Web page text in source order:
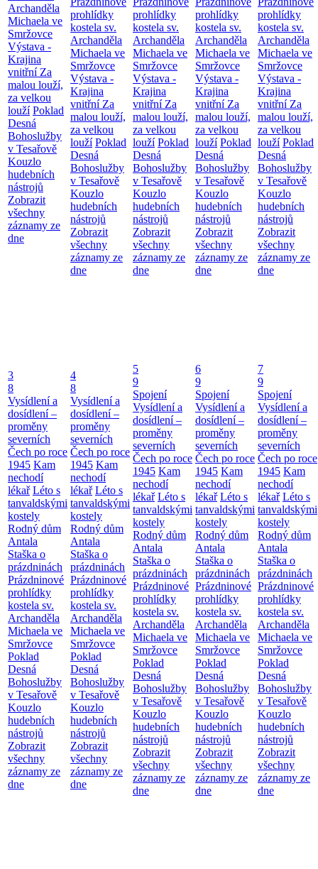
Archanděla
Michaela ve
Smržovce
Výstava -
Krajina
vnitřní Za
malou louží,
za velkou
louží Poklad
Desná
Bohoslužby
v Tesařově
Kouzlo
hudebních
nástrojů
Zobrazit
všechny
záznamy ze
dne
prohlídky
kostela sv.
Archanděla
Michaela ve
Smržovce
Výstava -
Krajina
vnitřní Za
malou louží,
za velkou
louží Poklad
Desná
Bohoslužby
v Tesařově
Kouzlo
hudebních
nástrojů
Zobrazit
všechny
záznamy ze
dne
prohlídky
kostela sv.
Archanděla
Michaela ve
Smržovce
Výstava -
Krajina
vnitřní Za
malou louží,
za velkou
louží Poklad
Desná
Bohoslužby
v Tesařově
Kouzlo
hudebních
nástrojů
Zobrazit
všechny
záznamy ze
dne
prohlídky
kostela sv.
Archanděla
Michaela ve
Smržovce
Výstava -
Krajina
vnitřní Za
malou louží,
za velkou
louží Poklad
Desná
Bohoslužby
v Tesařově
Kouzlo
hudebních
nástrojů
Zobrazit
všechny
záznamy ze
dne
prohlídky
kostela sv.
Archanděla
Michaela ve
Smržovce
Výstava -
Krajina
vnitřní Za
malou louží,
za velkou
louží Poklad
Desná
Bohoslužby
v Tesařově
Kouzlo
hudebních
nástrojů
Zobrazit
všechny
záznamy ze
dne
3
8
Vysídlení a
dosídlení –
proměny
severních
Čech po roce
1945 Kam
nechodí
lékař Léto s
tanvaldskými
kostely
Rodný dům
Antala
Staška o
prázdninách
Prázdninové
prohlídky
kostela sv.
Archanděla
Michaela ve
Smržovce
Poklad
Desná
Bohoslužby
v Tesařově
Kouzlo
hudebních
nástrojů
Zobrazit
všechny
záznamy ze
dne
4
8
Vysídlení a
dosídlení –
proměny
severních
Čech po roce
1945 Kam
nechodí
lékař Léto s
tanvaldskými
kostely
Rodný dům
Antala
Staška o
prázdninách
Prázdninové
prohlídky
kostela sv.
Archanděla
Michaela ve
Smržovce
Poklad
Desná
Bohoslužby
v Tesařově
Kouzlo
hudebních
nástrojů
Zobrazit
všechny
záznamy ze
dne
5
9
Spojení
Vysídlení a
dosídlení –
proměny
severních
Čech po roce
1945 Kam
nechodí
lékař Léto s
tanvaldskými
kostely
Rodný dům
Antala
Staška o
prázdninách
Prázdninové
prohlídky
kostela sv.
Archanděla
Michaela ve
Smržovce
Poklad
Desná
Bohoslužby
v Tesařově
Kouzlo
hudebních
nástrojů
Zobrazit
všechny
záznamy ze
dne
6
9
Spojení
Vysídlení a
dosídlení –
proměny
severních
Čech po roce
1945 Kam
nechodí
lékař Léto s
tanvaldskými
kostely
Rodný dům
Antala
Staška o
prázdninách
Prázdninové
prohlídky
kostela sv.
Archanděla
Michaela ve
Smržovce
Poklad
Desná
Bohoslužby
v Tesařově
Kouzlo
hudebních
nástrojů
Zobrazit
všechny
záznamy ze
dne
7
9
Spojení
Vysídlení a
dosídlení –
proměny
severních
Čech po roce
1945 Kam
nechodí
lékař Léto s
tanvaldskými
kostely
Rodný dům
Antala
Staška o
prázdninách
Prázdninové
prohlídky
kostela sv.
Archanděla
Michaela ve
Smržovce
Poklad
Desná
Bohoslužby
v Tesařově
Kouzlo
hudebních
nástrojů
Zobrazit
všechny
záznamy ze
dne